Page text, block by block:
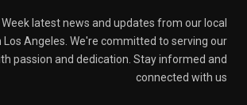
Week latest news and updates from our local
Angeles. We're committed to serving our
passion and dedication. Stay informed and
connected with us